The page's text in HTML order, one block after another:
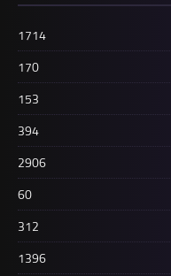
الشريف في
1714
170
153
394
2906
60
312
1396